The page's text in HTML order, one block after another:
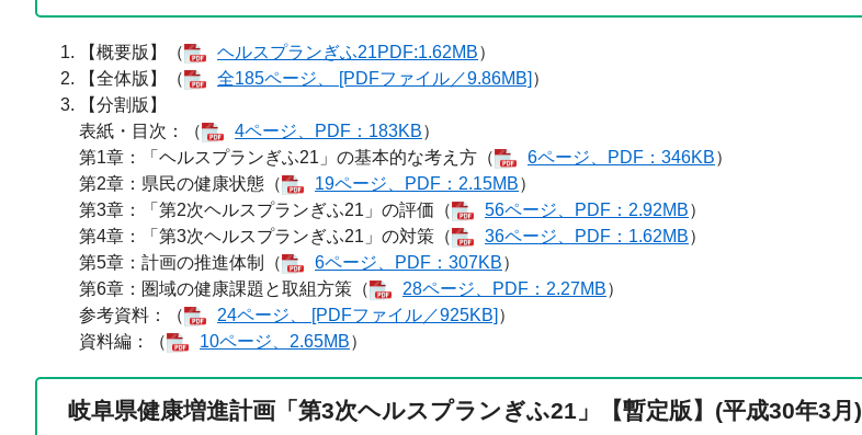
【概要版】（ ヘルスプランぎふ21​PDF:1.62MB）
【全体版】（
全185ページ、 [PDFファイル／9.86MB] ）
【分割版】
表紙・目次：（
4ページ、PDF：183KB）
第1章：「ヘルスプランぎふ21」の基本的な考え方（
6ページ、PDF：346KB）
第2章：県民の健康状態（
19ページ、PDF：2.15MB）
第3章：「第2次ヘルスプランぎふ21」の評価（
56ページ、PDF：2.92MB）
第4章：「第3次ヘルスプランぎふ21」の対策（
36ページ、PDF：1.62MB）
第5章：計画の推進体制（
6ページ、PDF：307KB）
第6章：圏域の健康課題と取組方策（
28ページ、PDF：2.27MB）
参考資料：（
24ページ、 [PDFファイル／925KB] ）
資料編：（
10ページ、2.65MB）
岐阜県健康増進計画「第3次ヘルスプランぎふ21」【暫定版】(平成30年3月)